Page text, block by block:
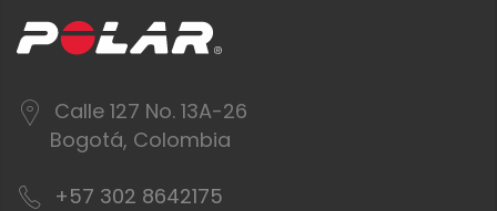
Calle 127 No. 13A-26
Bogotá, Colombia
+57 302 8642175